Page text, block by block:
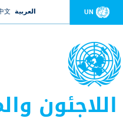
UN العربية 文
اللاجئون